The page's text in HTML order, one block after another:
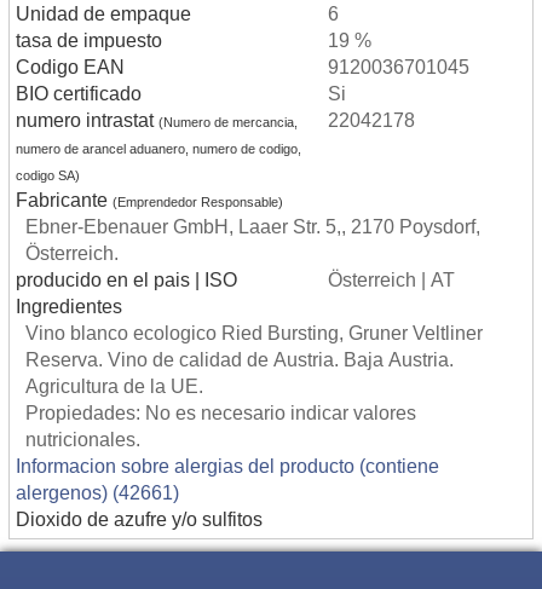
Unidad de empaque
6
tasa de impuesto
19 %
Codigo EAN
9120036701045
BIO certificado
Si
numero intrastat (Numero de mercancia,
numero de arancel aduanero, numero de codigo,
codigo SA)
22042178
Fabricante (Emprendedor Responsable)
Ebner-Ebenauer GmbH, Laaer Str. 5,, 2170 Poysdorf,
Österreich.
producido en el pais | ISO
Österreich | AT
Ingredientes
Vino blanco ecologico Ried Bursting, Gruner Veltliner
Reserva. Vino de calidad de Austria. Baja Austria.
Agricultura de la UE.
Propiedades: No es necesario indicar valores
nutricionales.
Informacion sobre alergias del producto (contiene
alergenos) (42661)
Dioxido de azufre y/o sulfitos